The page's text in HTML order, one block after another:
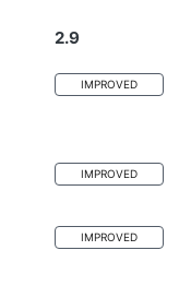
2.9
IMPROVED
IMPROVED
IMPROVED